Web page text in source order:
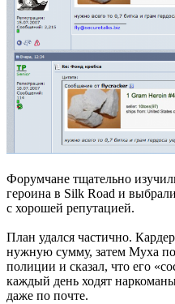
Форумчане тщательно
героина в Silk Road и
с хорошей репутацией.
План удался частично.
нужную сумму, затем Муха
полиции и сказал, что его
каждый день ходят
даже по почте.